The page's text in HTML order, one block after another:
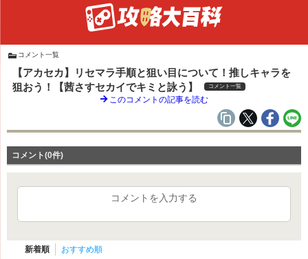
コメント一覧
【アカセカ】リセマラ手順と狙い目について！推しキャラを
狙おう！【茜さすセカイでキミと詠う】
コメント一覧
このコメントの記事を読む
コメント(0件)
コメントを入力する
新着順 おすすめ順